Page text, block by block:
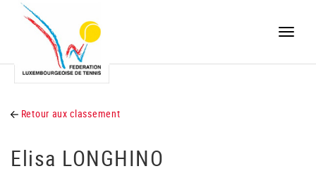
Toggle
Retour aux classement
Elisa LONGHINO